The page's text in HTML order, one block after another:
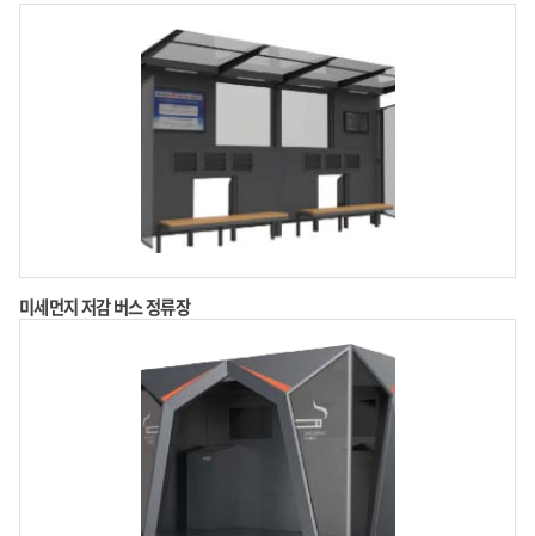
미세먼지 저감 버스 정류장